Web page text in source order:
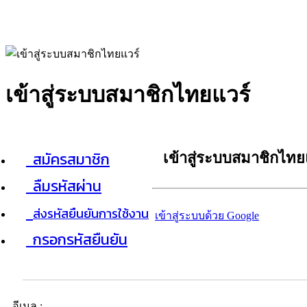
เข้าสู่ระบบสมาชิกไทยแวร์
สมัครสมาชิก
ลืมรหัสผ่าน
ส่งรหัสยืนยันการใช้งาน
กรอกรหัสยืนยัน
เข้าสู่ระบบสมาชิกไท
เข้าสู่ระบบด้วย Google